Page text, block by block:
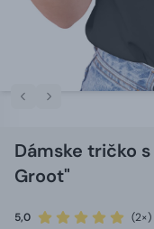
Dámske tričko
Groot"
5,0 (2×)